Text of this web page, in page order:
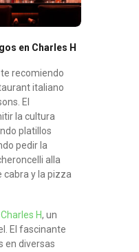
en Charles H
recomiendo
italiano
El
la cultura
platillos
pedir la
alla
cabra y la pizza
Charles H, un
El fascinante
en diversas